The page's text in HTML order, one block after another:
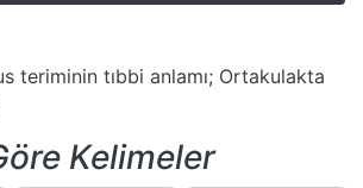
teriminin tıbbi anlamı; Ortakulakta
Kelimeler